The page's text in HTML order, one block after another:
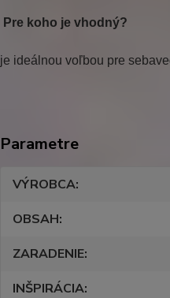
Pre koho je vhodný?
je ideálnou voľbou pre
Parametre
VÝROBCA
OBSAH
ZARADENIE
INŠPIRÁCIA